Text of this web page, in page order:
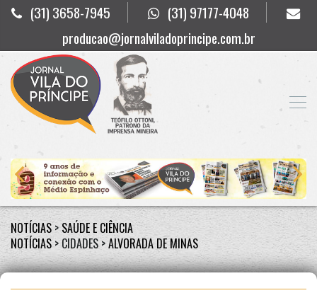
(31) 3658-7945
(31) 97177-4048
producao@jornalviladoprincipe.com.br
NOTÍCIAS > SAÚDE E CIÊNCIA
NOTÍCIAS > CIDADES >ALVORADA DE MINAS